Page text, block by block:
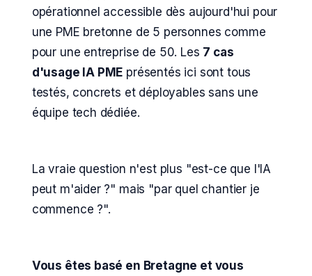
opérationnel accessible dès aujourd'hui pour
une PME bretonne de 5 personnes comme
pour une entreprise de 50. Les 7 cas
d'usage IA PME présentés ici sont tous
testés, concrets et déployables sans une
équipe tech dédiée.
La vraie question n'est plus "est-ce que l'IA
peut m'aider ?" mais "par quel chantier je
commence ?".
Vous êtes basé en Bretagne et vous